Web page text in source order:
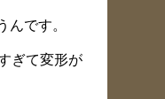
んです。
ぎて変形が